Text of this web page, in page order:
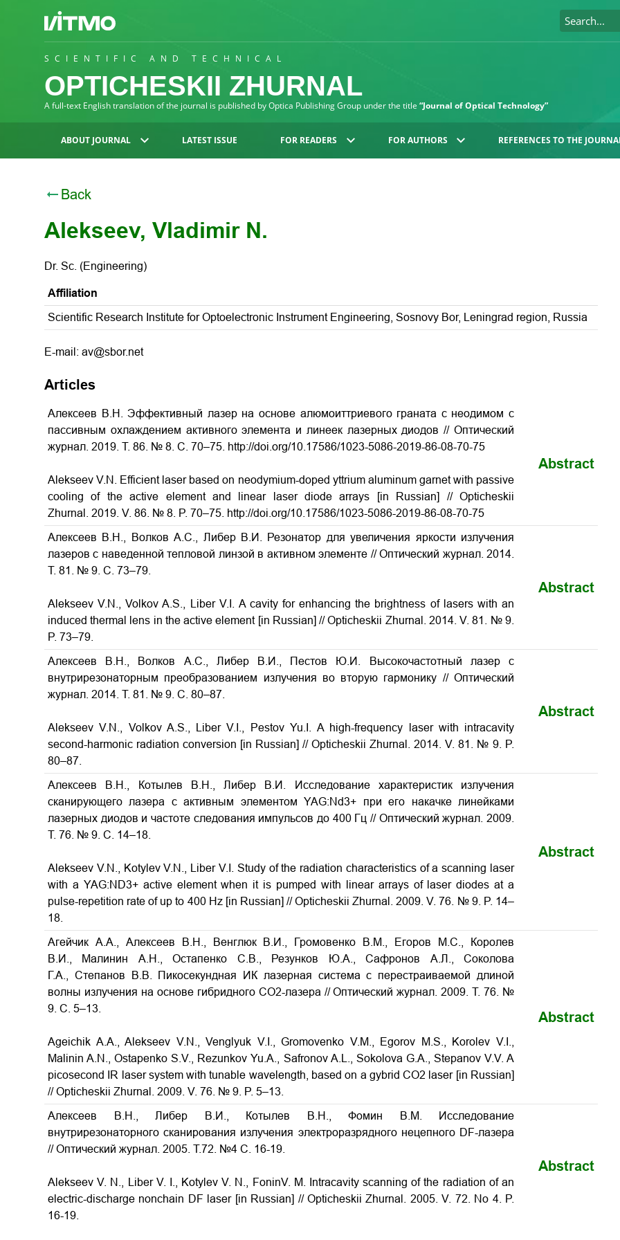
SCIENTIFIC AND TECHNICAL
OPTICHESKII ZHURNAL
A full-text English translation of the journal is published by Optica Publishing Group under the title “Journal of Optical Technology”
ABOUT JOURNAL LATEST ISSUE FOR READERS FOR AUTHORS REFERENCES TO THE
Back
Alekseev, Vladimir N.
Dr. Sc. (Engineering)
Affiliation
Scientific Research Institute for Optoelectronic Instrument Engineering, Sosnovy Bor, Leningrad region, Russia
E-mail: av@sbor.net
Articles
Алексеев В.Н. Эффективный лазер на основе алюмоиттриевого граната с неодимом с
пассивным охлаждением активного элемента и линеек лазерных диодов// Оптический
журнал. 2019. Т. 86. № 8. С. 70–75. http://doi.org/10.17586/1023-5086-2019-86-08-70-75
Alekseev V.N. Efficient laser based on neodymium-doped yttrium aluminum garnet with passive
cooling of the active element and linear laser diode arrays
[in Russian] // Opticheskii
Zhurnal. 2019. V. 86. № 8. P. 70–75. http://doi.org/10.17586/1023-5086-2019-86-08-70-75
Abstract
Алексеев В.Н., Волков А.С., Либер В.И. Резонатор для увеличения яркости излучения
лазеров с наведенной тепловой линзой в активном элементе // Оптический журнал. 2014.
Т. 81. № 9. С. 73–79.
Alekseev V.N., Volkov A.S., Liber V.I. A cavity for enhancing the brightness of lasers with an
induced thermal lens in the active element [in Russian] // Opticheskii Zhurnal. 2014. V. 81. № 9.
P. 73–79.
Abstract
Алексеев В.Н., Волков А.С., Либер В.И., Пестов Ю.И. Высокочастотный лазер с
внутрирезонаторным преобразованием излучения во вторую гармонику // Оптический
журнал. 2014. Т. 81. № 9. С. 80–87.
Alekseev V.N., Volkov A.S., Liber V.I., Pestov Yu.I. A high-frequency laser with intracavity
second-harmonic radiation conversion [in Russian] // Opticheskii Zhurnal. 2014. V. 81. № 9. P.
80–87.
Abstract
Алексеев В.Н., Котылев В.Н., Либер В.И. Исследование характеристик излучения
сканирующего лазера с активным элементом YAG:Nd3+ при его накачке линейками
лазерных диодов и частоте следования импульсов до 400 Гц // Оптический журнал. 2009.
Т. 76. № 9. С. 14–18.
Alekseev V.N., Kotylev V.N., Liber V.I. Study of the radiation characteristics of a scanning laser
with a YAG:ND3+ active element when it is pumped with linear arrays of laser diodes at a
pulse-repetition rate of up to 400 Hz [in Russian] // Opticheskii Zhurnal. 2009. V. 76. № 9. P. 14–
18.
Abstract
Агейчик А.А., Алексеев В.Н., Венглюк В.И., Громовенко В.М., Егоров М.С., Королев
В.И., Малинин А.Н., Остапенко С.В., Резунков Ю.А., Сафронов А.Л., Соколова
Г.А., Степанов В.В. Пикосекундная ИК лазерная система с перестраиваемой длиной
волны излучения на основе гибридного СО2-лазера // Оптический журнал. 2009. Т. 76. №
9. С. 5–13.
Ageichik A.A., Alekseev V.N., Venglyuk V.I., Gromovenko V.M., Egorov M.S., Korolev V.I.,
Malinin A.N., Ostapenko S.V., Rezunkov Yu.A., Safronov A.L., Sokolova G.A., Stepanov V.V. A
picosecond IR laser system with tunable wavelength, based on a gybrid CO2 laser [in Russian]
// Opticheskii Zhurnal. 2009. V. 76. № 9. P. 5–13.
Abstract
Алексеев В.Н., Либер В.И., Котылев В.Н., Фомин В.М. Исследование
внутрирезонаторного сканирования излучения электроразрядного нецепного DF-лазера
// Оптический журнал. 2005. Т.72. №4 С. 16-19.
Alekseev V. N., Liber V. I., Kotylev V. N., FoninV. M. Intracavity scanning of the radiation of an
electric-discharge nonchain DF laser [in Russian] // Opticheskii Zhurnal. 2005. V. 72. No 4. P.
16-19.
Abstract